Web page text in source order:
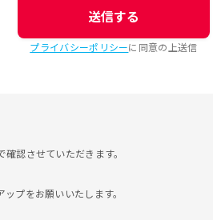
送信する
プライバシーポリシーに同意の上送信
認させていただきます。
プをお願いいたします。